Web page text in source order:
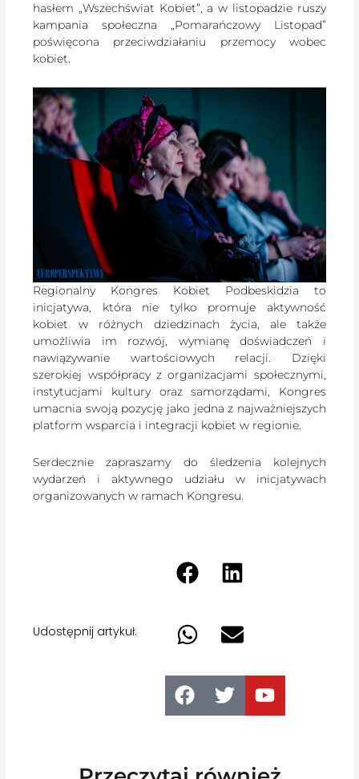
hasłem „Wszechświat Kobiet”, a w listopadzie ruszy
kampania społeczna „Pomarańczowy Listopad”
poświęcona przeciwdziałaniu przemocy wobec
kobiet.
Regionalny Kongres Kobiet Podbeskidzia to
inicjatywa, która nie tylko promuje aktywność
kobiet w różnych dziedzinach życia, ale także
umożliwia im rozwój, wymianę doświadczeń i
nawiązywanie wartościowych relacji. Dzięki
szerokiej współpracy z organizacjami społecznymi,
instytucjami kultury oraz samorządami, Kongres
umacnia swoją pozycję jako jedna z najważniejszych
platform wsparcia i integracji kobiet w regionie.
Serdecznie zapraszamy do śledzenia kolejnych
wydarzeń i aktywnego udziału w inicjatywach
organizowanych w ramach Kongresu.
Udostępnij artykuł: